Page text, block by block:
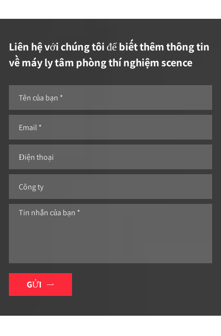
Liên hệ với chúng tôi để biết thêm thông tin
về máy ly tâm phòng thí nghiệm scence
GỬI 